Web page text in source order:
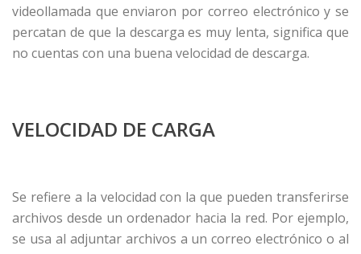
videollamada que enviaron por correo electrónico y se
percatan de que la descarga es muy lenta, significa que
no cuentas con una buena velocidad de descarga.
VELOCIDAD DE CARGA
Se refiere a la velocidad con la que pueden transferirse
archivos desde un ordenador hacia la red. Por ejemplo,
se usa al adjuntar archivos a un correo electrónico o al